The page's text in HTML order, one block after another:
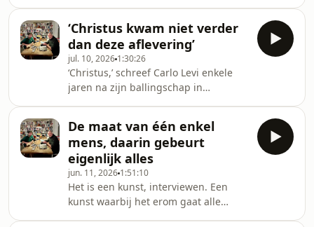
het een eindeloze aflevering zou
worden die toch nog veel
scheldend doorlopen, kappers
worden bezocht en boeken worden
geselecteerd op hun
zwembadgeschiktheid en hun
strandlakenpotentie. Elke krant, elke
site, elke boekhandel stelt uit alle
macht zomerlijstjes samen. Dit mag je
niet missen! En: dit is echt iets voor
jou!Boeken voor Le
‘Christus kwam niet verder
dan deze aflevering’
jul. 10, 2026 1:30:26
‘Christus,’ schreef Carlo Levi enkele
jaren na zijn ballingschap in
gekomen, de tijd is hier niet
doorgedrongen, noch het individu,
noch de hoop, noch het causaal
verband tussen oorzaak en gevolg, de
rede en de Geschiedenis.’Levi
herinnerde zich zijn jaren in
Basilicata nog precies. En over wat je
De maat van één enkel
mens, daarin gebeurt
eigenlijk alles
jun. 11, 2026 1:51:10
Het is een kunst, interviewen. Een
kunst waarbij het erom gaat alle